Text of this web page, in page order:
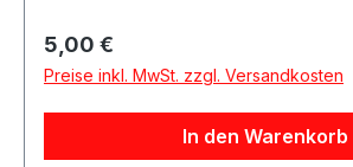
Regulärer Preis:
5,00 €
Preise inkl. MwSt. zzgl. Versandkosten
In den Warenkorb